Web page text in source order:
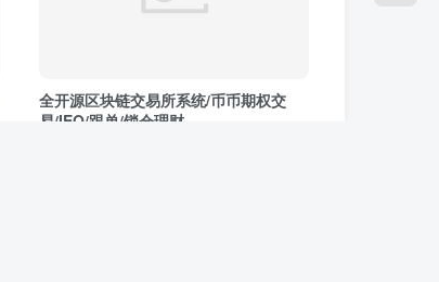
全开源区块链交易所系统/币币期权交
易/IEO/跟单/锁仓理财